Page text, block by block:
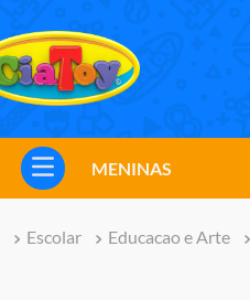
MENINAS
Escolar Educacao e Arte